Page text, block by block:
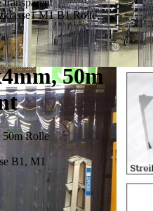
50m
50m Rolle
B1, M1